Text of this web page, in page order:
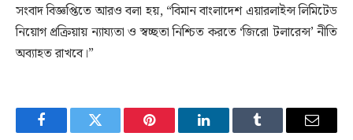
সংবাদ বিজ্ঞপ্তিতে আরও বলা হয়, “বিমান বাংলাদেশ এয়ারলাইন্স লিমিটেড
নিয়োগ প্রক্রিয়ায় ন্যায্যতা ও স্বচ্ছতা নিশ্চিত করতে ‘জিরো টলারেন্স’ নীতি
অব্যাহত রাখবে।”
FacebookTwitter Pinterest LinkedInTumblr Email